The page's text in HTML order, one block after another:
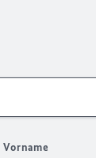
Vorname